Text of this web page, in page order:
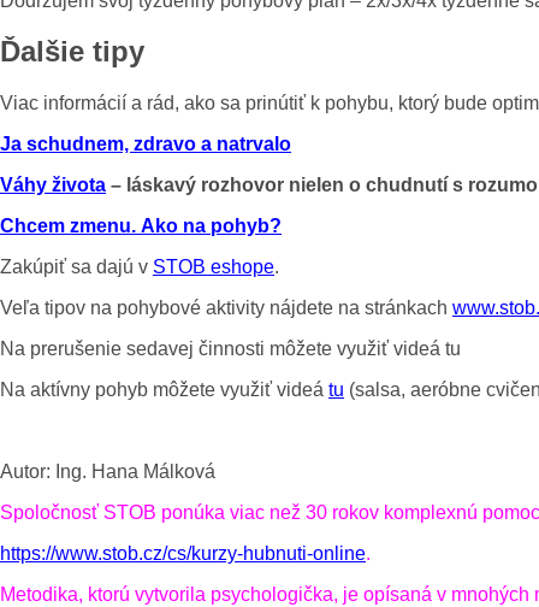
Ďalšie tipy
Viac informácií a rád, ako sa prinútiť k pohybu, ktorý bude
Ja schudnem, zdravo a natrvalo
Váhy života – láskavý rozhovor nielen o chudnutí s
Chcem zmenu. Ako na pohyb?
Zakúpiť sa dajú v STOB eshope.
Veľa tipov na pohybové aktivity nájdete na stránkach
Na prerušenie sedavej činnosti môžete využiť videá tu
Na aktívny pohyb môžete využiť videá tu (salsa, aeróbne
Autor: Ing. Hana Málková
Spoločnosť STOB ponúka viac než 30 rokov komplexnú
https://www.stob.cz/cs/kurzy-hubnuti-online.
Metodika, ktorú vytvorila psychologička, je opísaná v